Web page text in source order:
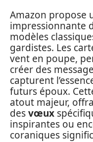
Amazon propose
impressionnante
modèles
gardistes. Les
vent en poupe,
créer des
capturent
futurs époux.
atout majeur,
desvœux
inspirantes ou
coraniques